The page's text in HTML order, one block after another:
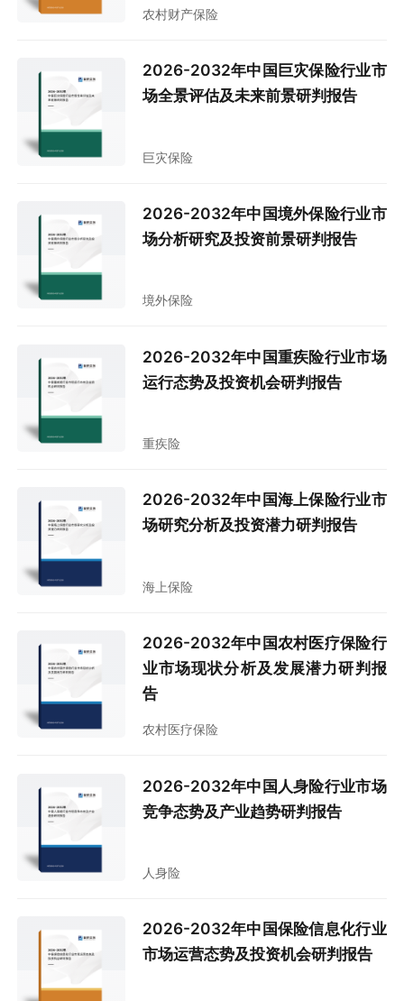
农村财产保险
2026-2032年中国巨灾保险行业市
场全景评估及未来前景研判报告
巨灾保险
2026-2032年中国境外保险行业市
场分析研究及投资前景研判报告
境外保险
2026-2032年中国重疾险行业市场
运行态势及投资机会研判报告
重疾险
2026-2032年中国海上保险行业市
场研究分析及投资潜力研判报告
海上保险
2026-2032年中国农村医疗保险行
业市场现状分析及发展潜力研判报
告
农村医疗保险
2026-2032年中国人身险行业市场
竞争态势及产业趋势研判报告
人身险
2026-2032年中国保险信息化行业
市场运营态势及投资机会研判报告